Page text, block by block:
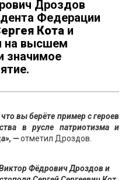
Дроздов
Федерации
Кота и
на высшем
значимое
вы берёте пример с героев
в русле патриотизма и
—отметил Дроздов.
Фёдрович Дроздов и